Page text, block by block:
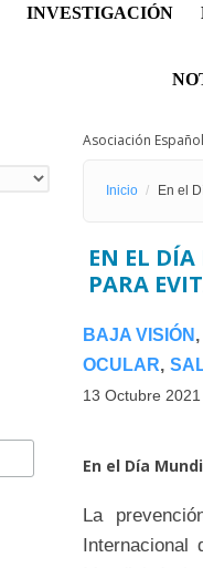
INVESTIGACIÓN
Asociación
Inicio En el
EN EL
PARA
BAJA VISIÓN
OCULAR
13 Octubre 2021
En el Día
La